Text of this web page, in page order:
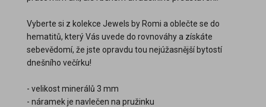
Vyberte si z kolekce Jewels by Romi a oblečte se do
hematitů, který Vás uvede do rovnováhy a získáte
sebevědomí, že jste opravdu tou nejúžasnější bytostí
dnešního večírku!
- velikost minerálů 3 mm
- náramek je navlečen na pružinku